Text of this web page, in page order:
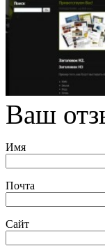
Ваш
Имя
Почта
Сайт